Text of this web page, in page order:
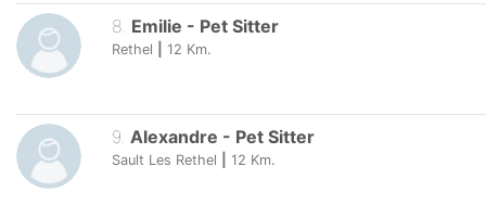
8. Emilie - Pet Sitter
Rethel 12 Km.
9 Alexandre - Pet Sitter
Sault Les Rethel 12 Km.